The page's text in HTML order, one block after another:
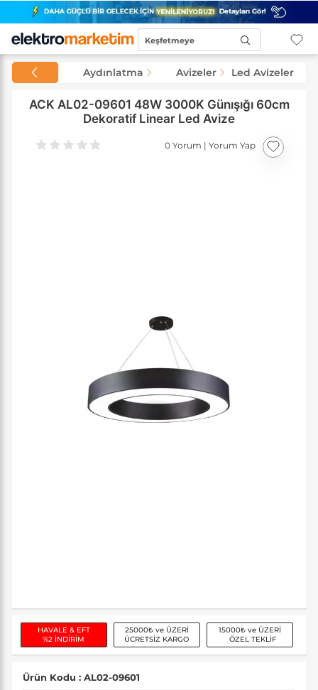
Keşfetmeye
Aydınlatma Avizeler Led Avizeler
ACK AL02-09601 48W 3000K Günışığı 60cm
Dekoratif Linear Led Avize
0 Yorum | Yorum Yap
HAVALE & EFT
%2 İNDİRİM
25000₺ ve ÜZERİ
ÜCRETSİZ KARGO
15000₺ ve ÜZERİ
ÖZEL TEKLİF
Ürün Kodu : AL02-09601